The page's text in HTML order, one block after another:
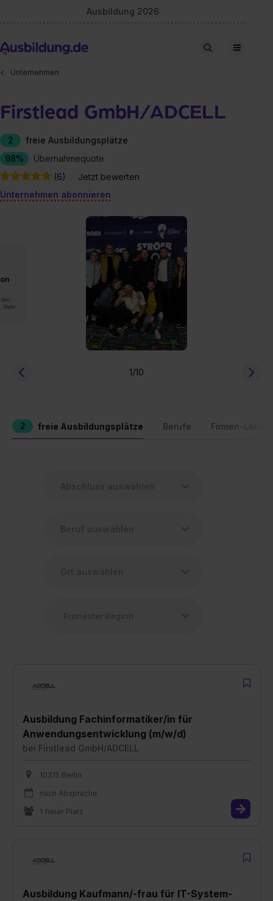
Ausbildung 2026
Stellen finden
Unternehmen
Firstlead GmbH/ADCELL
2
freie Ausbildungsplätze
98%
Übernahmequote
(6)
Jetzt bewerten
Unternehmen abonnieren
Mehr
1/10
2 freie Ausbildungsplätze Berufe Firmen-
Ausbildung Fachinformatiker/in für
Anwendungsentwicklung (m/w/d)
bei Firstlead GmbH/ADCELL
10315 Berlin
nach Absprache
1 freier Platz
Ausbildung Kaufmann/-frau für IT-System-